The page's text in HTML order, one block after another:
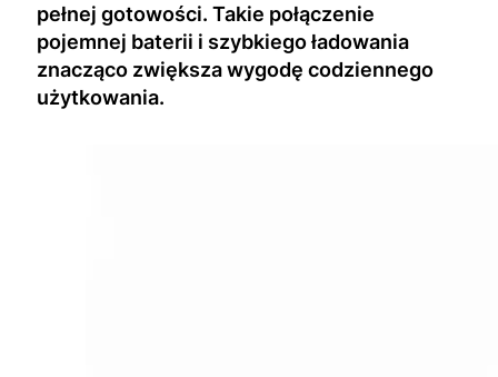
pełnej gotowości. Takie połączenie
pojemnej baterii i szybkiego ładowania
znacząco zwiększa wygodę codziennego
użytkowania.